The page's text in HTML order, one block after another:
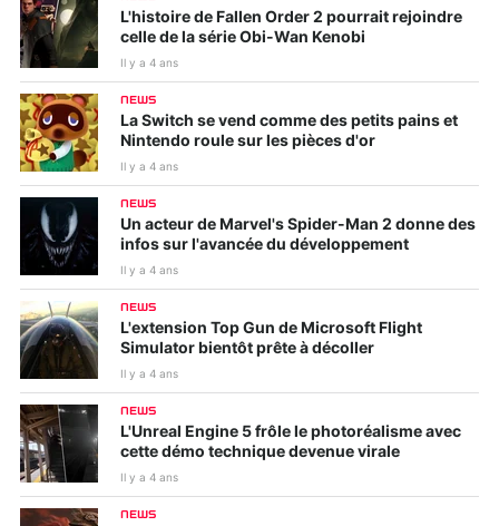
L'histoire de Fallen Order 2 pourrait rejoindre
celle de la série Obi-Wan Kenobi
Il y a 4 ans
NEWS
La Switch se vend comme des petits pains et
Nintendo roule sur les pièces d'or
Il y a 4 ans
NEWS
Un acteur de Marvel's Spider-Man 2 donne des
infos sur l'avancée du développement
Il y a 4 ans
NEWS
L'extension Top Gun de Microsoft Flight
Simulator bientôt prête à décoller
Il y a 4 ans
NEWS
L'Unreal Engine 5 frôle le photoréalisme avec
cette démo technique devenue virale
Il y a 4 ans
NEWS